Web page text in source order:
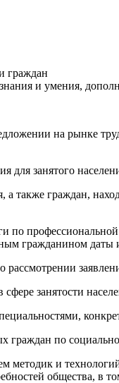
граждан
и умения,
на рынке
для занятого
а также граждан,
по
гражданином даты
рассмотрении
занятости
граждан по
методик и
общества, в